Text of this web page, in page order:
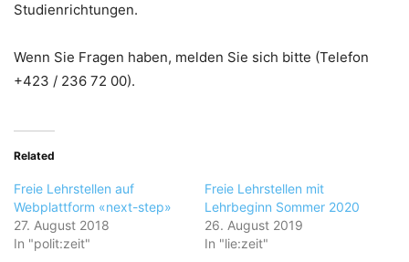
Studienrichtungen.
Wenn Sie Fragen haben, melden Sie sich bitte (Telefon
+423 / 236 72 00).
Related
Freie Lehrstellen auf
Webplattform «next-step»
27. August 2018
In "polit:zeit"
Freie Lehrstellen mit
Lehrbeginn Sommer 2020
26. August 2019
In "lie:zeit"